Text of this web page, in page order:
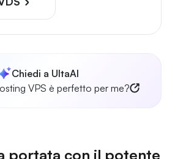
Chiedi a UltaAI
VPS è perfetto per me?
portata con il potente